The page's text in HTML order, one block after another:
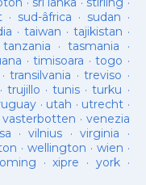
· sud-âfrica · sudan ·
·taiwan · tajikistan ·
tanzania ·tasmania ·
·timisoara ·togo ·
·transilvania ·treviso ·
trujillo ·tunis ·turku ·
· utah · utrecht ·
vasterbotten · venezia
·vilnius ·virginia ·
· wellington · wien ·
·xipre · york·